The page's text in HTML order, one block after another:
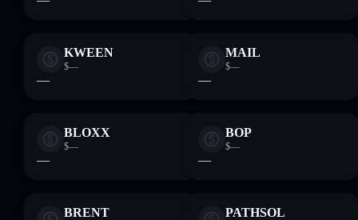
KWEEN
$—
—
MAIL
$—
—
BLOXX
$—
—
BOP
$—
—
BRENT PATHSOL